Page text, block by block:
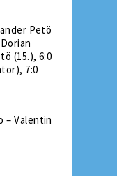
Petö
(15.), 6:0
7:0
– Valentin